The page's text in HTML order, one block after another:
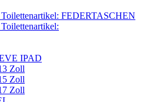
FEDERTASCHEN
IPAD
Zoll
Zoll
Zoll